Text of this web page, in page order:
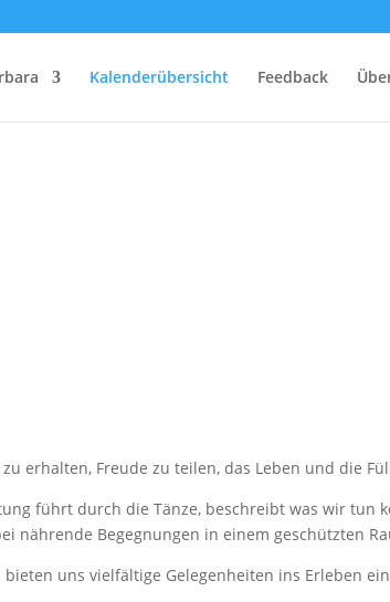
Kalenderübersicht Feedback
erhalten, Freude zu teilen, das Leben und die
führt durch die Tänze, beschreibt was wir tun
nährende Begegnungen in einem geschützten
uns vielfältige Gelegenheiten ins Erleben